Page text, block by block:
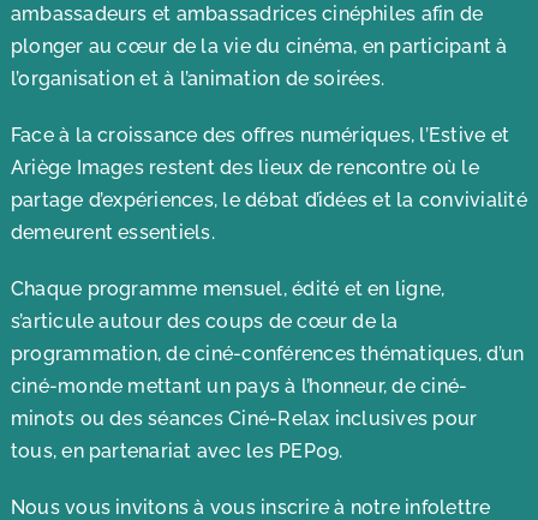
ambassadeurs et ambassadrices cinéphiles afin de
plonger au cœur de la vie du cinéma, en participant à
l’organisation et à l’animation de soirées.
Face à la croissance des offres numériques, l’Estive et
Ariège Images restent des lieux de rencontre où le
partage d’expériences, le débat d’idées et la convivialité
demeurent essentiels.
Chaque programme mensuel, édité et en ligne,
s’articule autour des coups de cœur de la
programmation, de ciné-conférences thématiques, d’un
ciné-monde mettant un pays à l’honneur, de ciné-
minots ou des séances Ciné-Relax inclusives pour
tous, en partenariat avec les PEP09.
Nous vous invitons à vous inscrire à notre infolettre